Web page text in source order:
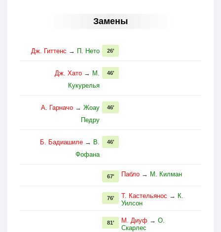
Замены
Дж. Гиттенс → П. Нето 26'
Дж. Хато → М.
Кукурелья
46'
А. Гарначо → Жоау
Педру
46'
Б. Бадиашиле → В.
Фофана
46'
Пабло → М. Килман
67'
Т. Кастельянос → К.
Уилсон
76'
М. Диуф → О.
Скарлес
81'